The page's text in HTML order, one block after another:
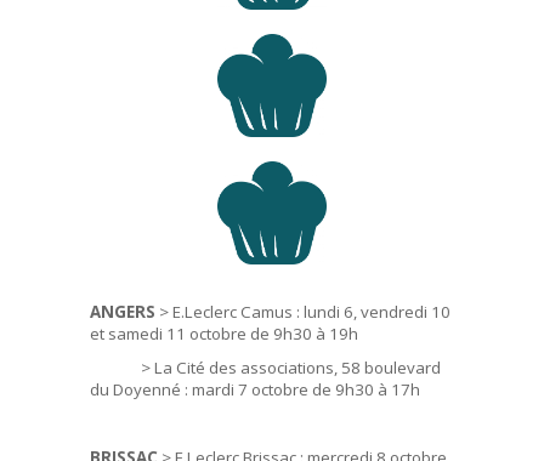
ANGERS > E.Leclerc Camus : lundi 6, vendredi 10
et samedi 11 octobre de 9h30 à 19h
> La Cité des associations, 58 boulevard
du Doyenné : mardi 7 octobre de 9h30 à 17h